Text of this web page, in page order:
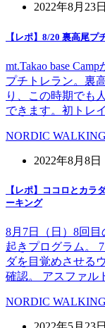
2022年8月23日
【レポ】8/20 裏高尾プ
mt.Takao base
プチトレラン。裏
り、この時期でも
できます。初トレ
NORDIC WALKING
2022年8月8日
【レポ】ココロとカラ
ーキング
8月7日（日）8回
起きプログラム。
ダを目覚めさせる
確認。 アスファル
NORDIC WALKING